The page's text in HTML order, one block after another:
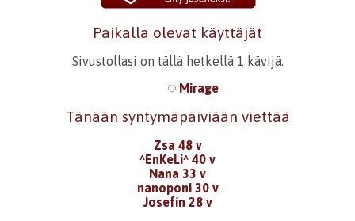
Paikalla olevat käyttäjät
Sivustollasi on tällä hetkellä 1 kävijä.
Mirage
Tänään syntymäpäiviään viettää
Zsa 48 v
^EnKeLi^ 40 v
Nana 33 v
nanoponi 30 v
Josefín 28 v